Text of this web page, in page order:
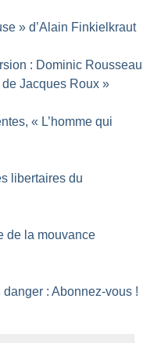
» d’Alain Finkielkraut
: Dominic Rousseau
de Jacques Roux »
« L’homme qui
libertaires du
de la mouvance
: Abonnez-vous !